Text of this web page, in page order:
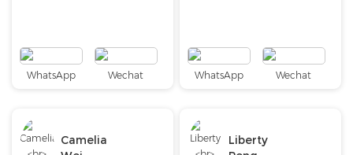
WhatsApp Wechat WhatsApp Wechat
Camelia
Liberty